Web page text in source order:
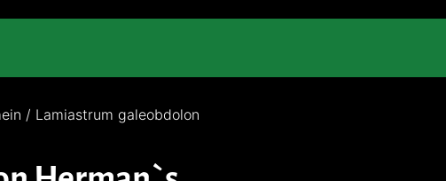
/ Lamiastrum galeobdolon